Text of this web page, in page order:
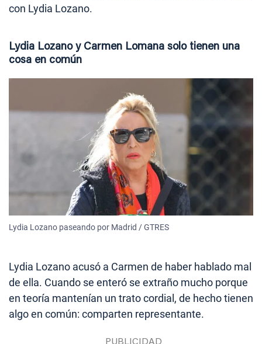
con Lydia Lozano.
Lydia Lozano y Carmen Lomana solo tienen una
cosa en común
Lydia Lozano paseando por Madrid / GTRES
Lydia Lozano acusó a Carmen de haber hablado mal
de ella. Cuando se enteró se extraño mucho porque
en teoría mantenían un trato cordial, de hecho tienen
algo en común: comparten representante.